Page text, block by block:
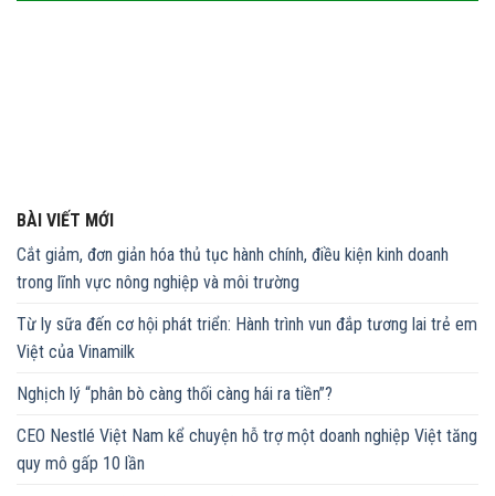
BÀI VIẾT MỚI
Cắt giảm, đơn giản hóa thủ tục hành chính, điều kiện kinh doanh
trong lĩnh vực nông nghiệp và môi trường
Từ ly sữa đến cơ hội phát triển: Hành trình vun đắp tương lai trẻ em
Việt của Vinamilk
Nghịch lý “phân bò càng thối càng hái ra tiền”?
CEO Nestlé Việt Nam kể chuyện hỗ trợ một doanh nghiệp Việt tăng
quy mô gấp 10 lần